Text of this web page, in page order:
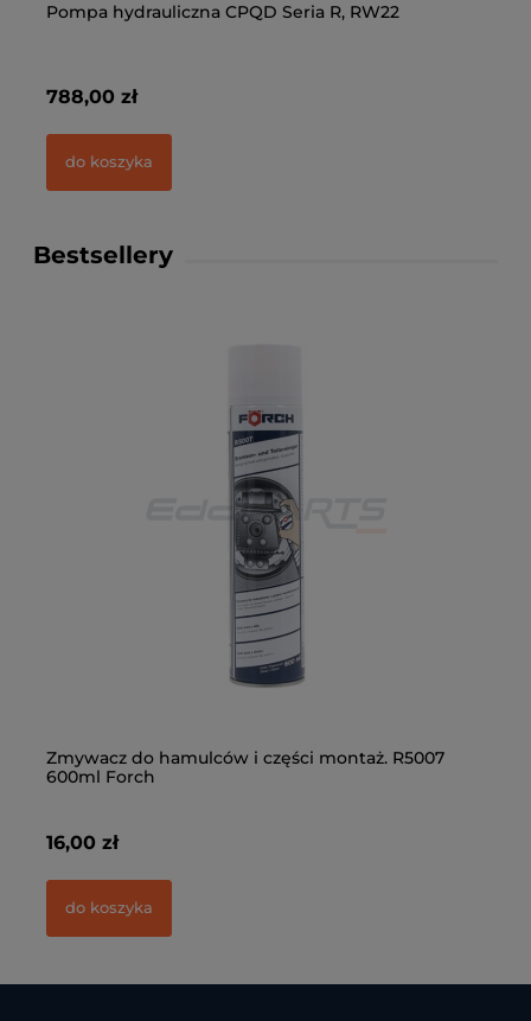
Pompa hydrauliczna CPQD Seria R, RW22
788,00 zł
do koszyka
Bestsellery
Zmywacz do hamulców i części montaż. R5007
600ml Forch
16,00 zł
do koszyka